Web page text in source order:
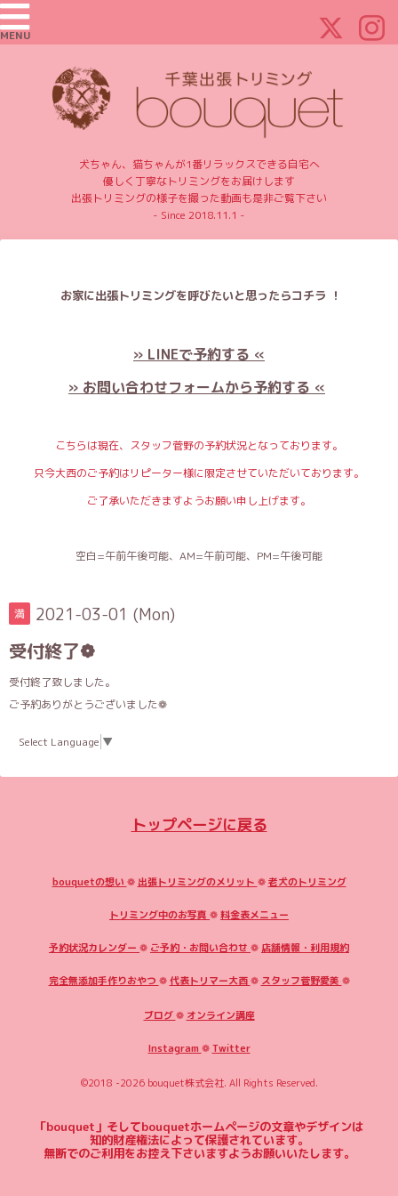
MENU
犬ちゃん、猫ちゃんが1番リラックスできる自宅へ
優しく丁寧なトリミングをお届けします
出張トリミングの様子を撮った動画も是非ご覧下さい
- Since 2018.11.1 -
お家に出張トリミングを呼びたいと思ったらコチラ ！
» LINEで予約する «
» お問い合わせフォームから予約する «
こちらは現在、スタッフ菅野の予約状況となっております。
只今大西のご予約はリピーター様に限定させていただいております。
ご了承いただきますようお願い申し上げます。
空白=午前午後可能、AM=午前可能、PM=午後可能
満 2021-03-01 (Mon)
受付終了❁︎
受付終了致しました。
ご予約ありがとうございました❁
Select Language ▼
トップページに戻る
bouquetの想い ❁ 出張トリミングのメリット ❁老犬のトリミング
トリミング中のお写真 ❁料金表メニュー
予約状況カレンダー ❁ ご予約・お問い合わせ ❁ 店舗情報・利用規約
完全無添加手作りおやつ ❁代表トリマー大西❁ スタッフ菅野愛美 ❁
ブログ❁ オンライン講座
Instagram ❁Twitter
©2018 -2026 bouquet株式会社. All Rights Reserved.
「bouquet」そしてbouquetホームページの文章やデザインは
知的財産権法によって保護されています。
無断でのご利用をお控え下さいますようお願いいたします。